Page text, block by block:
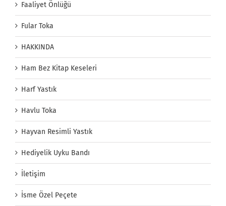
Faaliyet Önlüğü
Fular Toka
HAKKINDA
Ham Bez Kitap Keseleri
Harf Yastık
Havlu Toka
Hayvan Resimli Yastık
Hediyelik Uyku Bandı
İletişim
İsme Özel Peçete